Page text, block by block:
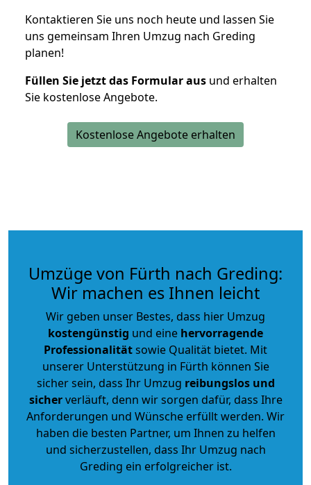
Kontaktieren Sie uns noch heute und lassen Sie
uns gemeinsam Ihren Umzug nach Greding
planen!
Füllen Sie jetzt das Formular aus und erhalten
Sie kostenlose Angebote.
Kostenlose Angebote erhalten
Umzüge von Fürth nach Greding:
Wir machen es Ihnen leicht
Wir geben unser Bestes, dass hier Umzug
kostengünstig und eine hervorragende
Professionalitätsowie Qualität bietet. Mit
unserer Unterstützung in Fürth können Sie
sicher sein, dass Ihr Umzug reibungslos und
sicherverläuft, denn wir sorgen dafür, dass Ihre
Anforderungen und Wünsche erfüllt werden. Wir
haben die besten Partner, um Ihnen zu helfen
und sicherzustellen, dass Ihr Umzug nach
Greding ein erfolgreicher ist.